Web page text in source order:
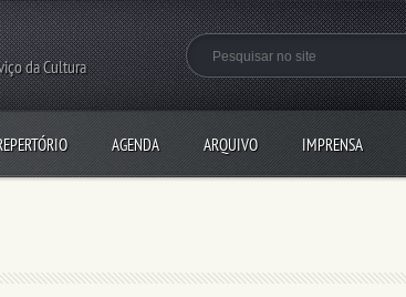
da Cultura
AGENDA ARQUIVO IMPRENSA